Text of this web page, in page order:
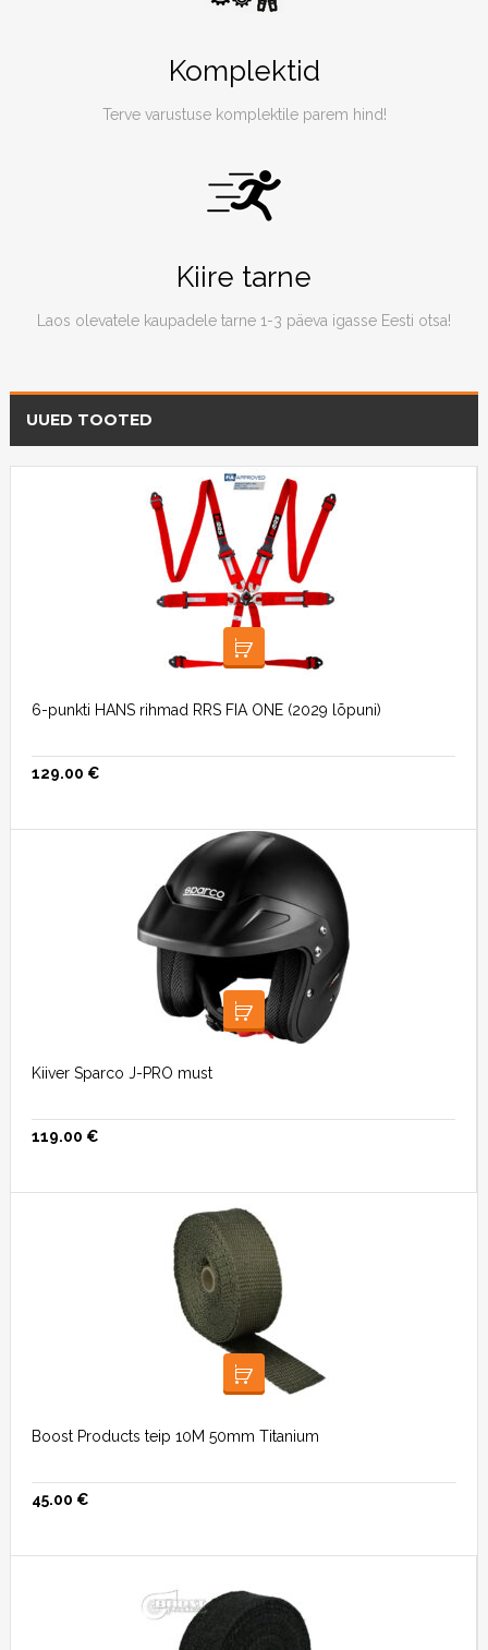
Komplektid
Terve varustuse komplektile parem hind!
Kiire tarne
Laos olevatele kaupadele tarne 1-3 päeva igasse Eesti otsa!
UUED TOOTED
LOE EDASI
6-punkti HANS rihmad RRS FIA ONE (2029 lõpuni)
129.00 €
VALI
Kiiver Sparco J-PRO must
119.00 €
LOE EDASI
Boost Products teip 10M 50mm Titanium
45.00 €